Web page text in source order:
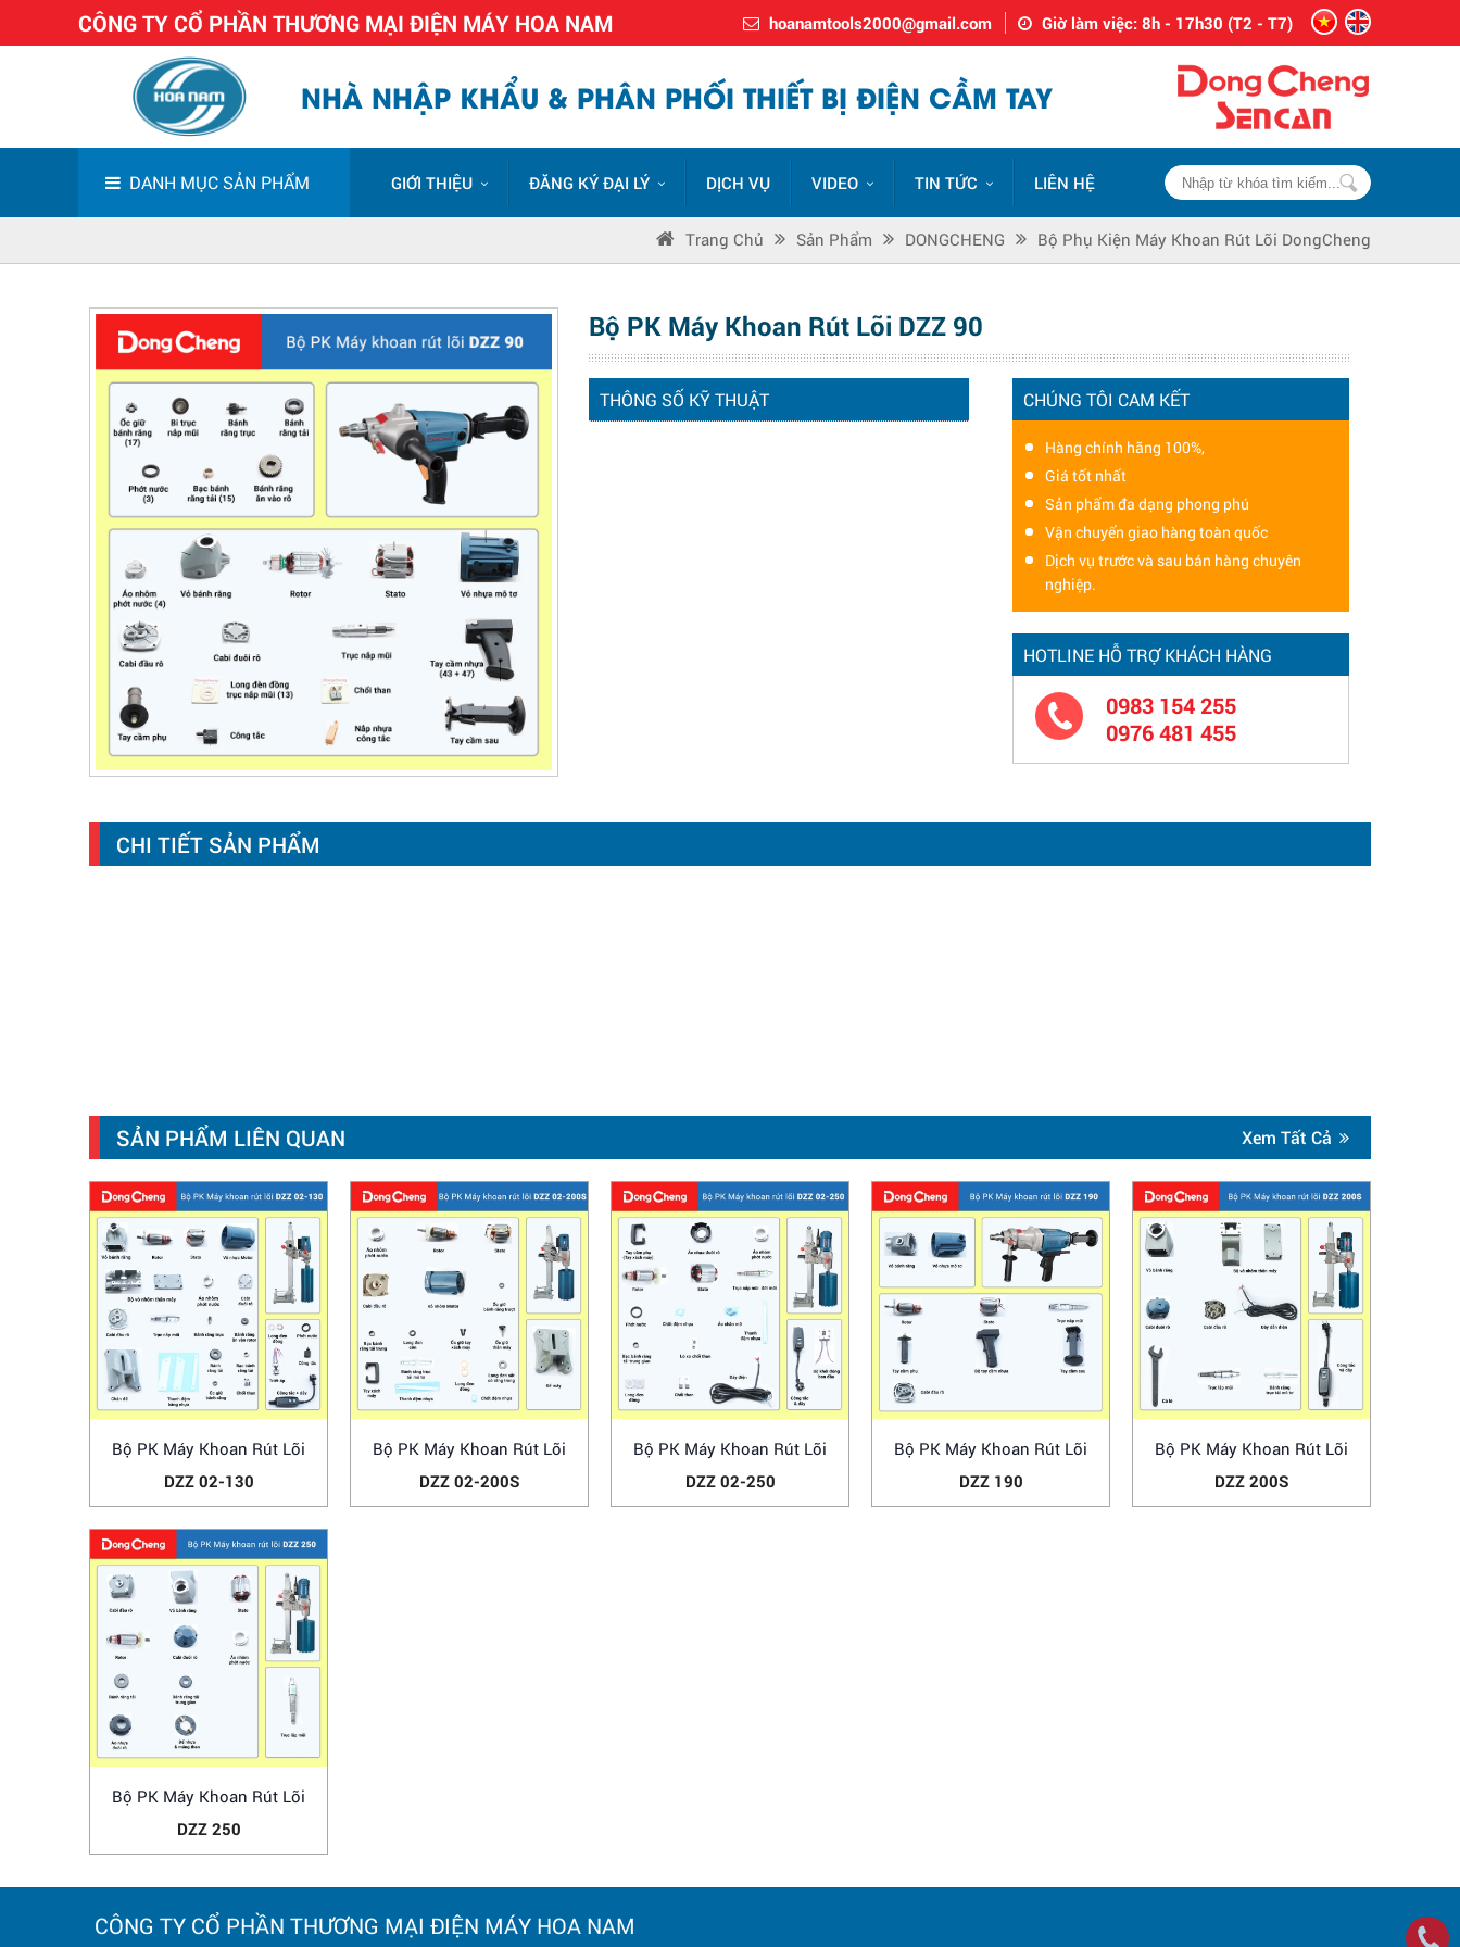
CÔNG TY CỔ PHẦN THƯƠNG MẠI ĐIỆN MÁY HOA NAM hoanamtools2000@gmail.com Giờ làm việc: 8h - 17h30 (T2 - T7)
NHÀ NHẬP KHẨU & PHÂN PHỐI THIẾT BỊ ĐIỆN CẦM TAY
DANH MỤC SẢN PHẨM GIỚI THIỆU ĐĂNG KÝ ĐẠI LÝ DỊCH VỤ VIDEO TIN TỨC LIÊN HỆ
Trang Chủ Sản Phẩm DONGCHENG Bộ Phụ Kiện Máy Khoan Rút Lõi DongCheng
Bộ PK Máy Khoan Rút Lõi DZZ 90
THÔNG SỐ KỸ THUẬT CHÚNG TÔI CAM KẾT
Hàng chính hãng 100%,
Giá tốt nhất
Sản phẩm đa dạng phong phú
Vận chuyển giao hàng toàn quốc
Dịch vụ trước và sau bán hàng chuyên
nghiệp.
HOTLINE HỖ TRỢ KHÁCH HÀNG
0983 154 255
0976 481 455
CHI TIẾT SẢN PHẨM
SẢN PHẨM LIÊN QUAN Xem Tất Cả
Bộ PK Máy Khoan Rút Lõi
DZZ 02-130
Bộ PK Máy Khoan Rút Lõi
DZZ 02-200S
Bộ PK Máy Khoan Rút Lõi
DZZ 02-250
Bộ PK Máy Khoan Rút Lõi
DZZ 190
Bộ PK Máy Khoan Rút Lõi
DZZ 200S
Bộ PK Máy Khoan Rút Lõi
DZZ 250
CÔNG TY CỔ PHẦN THƯƠNG MẠI ĐIỆN MÁY HOA NAM